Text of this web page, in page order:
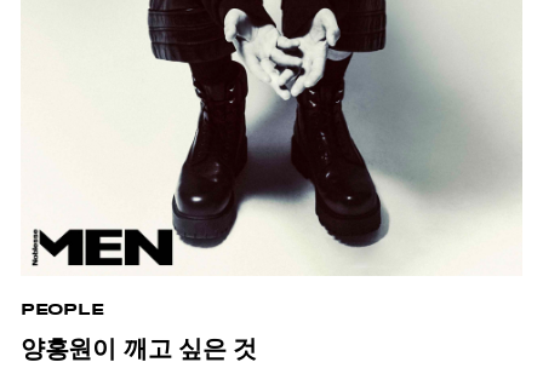
PEOPLE
양홍원이 깨고 싶은 것